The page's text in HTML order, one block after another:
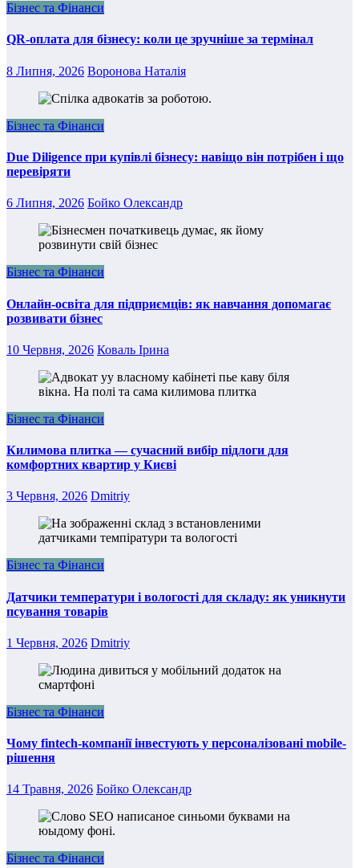
Бізнес та Фінанси
QR-оплата для бізнесу: коли це зручніше за термінал
8 Липня, 2026 Воронова Наталія
Бізнес та Фінанси
Due Diligence при купівлі бізнесу: навіщо він потрібен і що
перевіряти
6 Липня, 2026 Бойко Олександр
Бізнес та Фінанси
Онлайн-освіта для підприємців: як навчання допомагає
розвивати бізнес
10 Червня, 2026 Коваль Ірина
Бізнес та Фінанси
Килимова плитка — сучасний вибір підлоги для
комфортних квартир у Києві
3 Червня, 2026 Dmitriy
Бізнес та Фінанси
Датчики температури і вологості для складу: як уникнути
псування товарів
1 Червня, 2026 Dmitriy
Бізнес та Фінанси
Чому fintech-компанії інвестують у персоналізовані mobile-
рішення
14 Травня, 2026 Бойко Олександр
Бізнес та Фінанси